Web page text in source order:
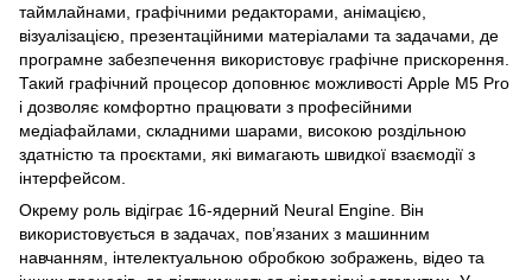
таймлайнами, графічними редакторами, анімацією,
візуалізацією, презентаційними матеріалами та задачами, де
програмне забезпечення використовує графічне прискорення.
Такий графічний процесор доповнює можливості Apple M5 Pro
і дозволяє комфортно працювати з професійними
медіафайлами, складними шарами, високою роздільною
здатністю та проєктами, які вимагають швидкої взаємодії з
інтерфейсом.
Окрему роль відіграє 16-ядерний Neural Engine. Він
використовується в задачах, пов’язаних з машинним
навчанням, інтелектуальною обробкою зображень, відео та